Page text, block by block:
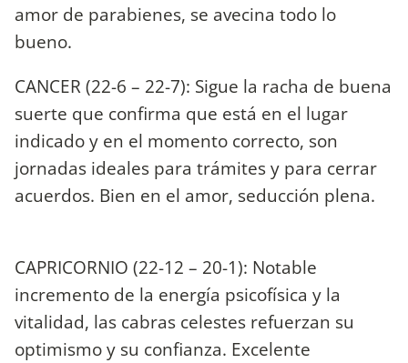
amor de parabienes, se avecina todo lo
bueno.
CANCER (22-6 – 22-7): Sigue la racha de buena
suerte que confirma que está en el lugar
indicado y en el momento correcto, son
jornadas ideales para trámites y para cerrar
acuerdos. Bien en el amor, seducción plena.
CAPRICORNIO (22-12 – 20-1): Notable
incremento de la energía psicofísica y la
vitalidad, las cabras celestes refuerzan su
optimismo y su confianza. Excelente